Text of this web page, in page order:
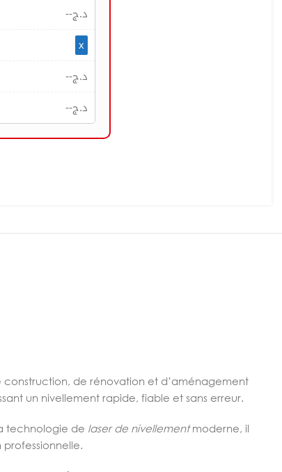
--د.ج
x
--د.ج
--د.ج
construction, de rénovation et d’aménagement
un nivellement rapide, fiable et sans erreur.
technologie de laser de nivellementmoderne, il